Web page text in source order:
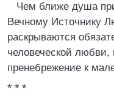
Чем ближе душа
Вечному Источнику
раскрываются
человеческой любви,
пренебрежение к
* * *